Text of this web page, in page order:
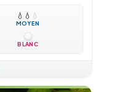
💧 💧 💧
MOYEN
BLANC